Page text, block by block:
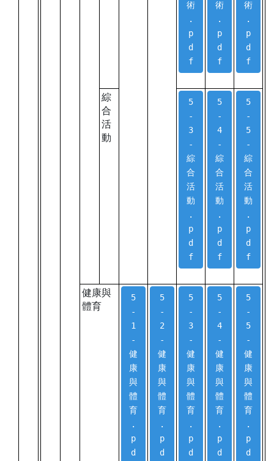
術
.
p
d
f
術
.
p
d
f
術
.
p
d
f
綜
合
活
動
5
-
3
-
綜
合
活
動
.
p
d
f
5
-
4
-
綜
合
活
動
.
p
d
f
5
-
5
-
綜
合
活
動
.
p
d
f
健康與
體育
5
-
1
-
健
康
與
體
育
.
p
d
5
-
2
-
健
康
與
體
育
.
p
d
5
-
3
-
健
康
與
體
育
.
p
d
5
-
4
-
健
康
與
體
育
.
p
d
5
-
5
-
健
康
與
體
育
.
p
d